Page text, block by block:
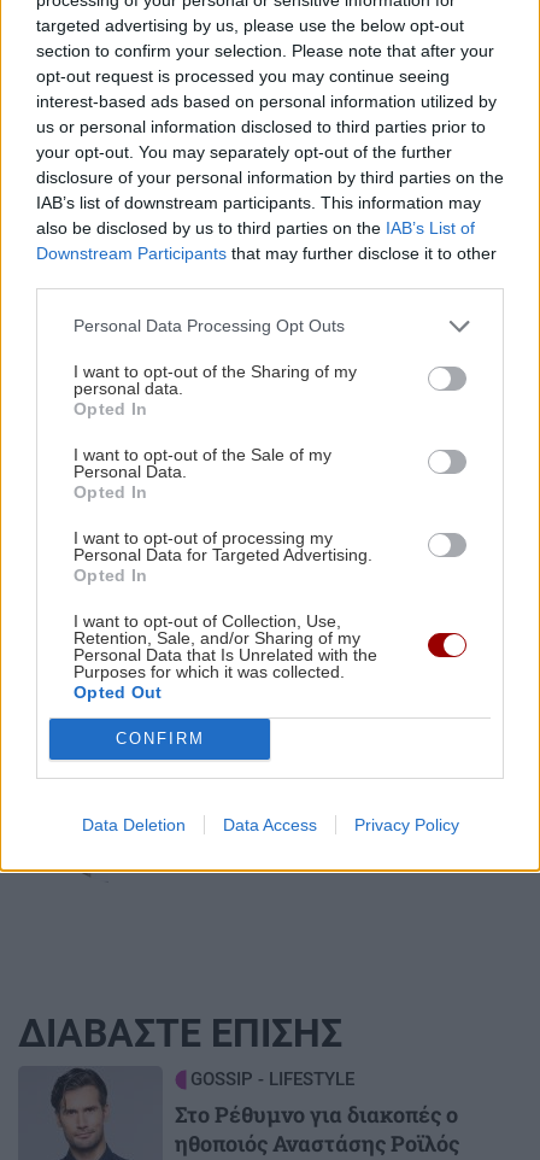
targeted advertising by us, please use the below opt-out
section to confirm your selection. Please note that after your
opt-out request is processed you may continue seeing
interest-based ads based on personal information utilized by
us or personal information disclosed to third parties prior to
your opt-out. You may separately opt-out of the further
disclosure of your personal information by third parties on the
IAB’s list of downstream participants. This information may
also be disclosed by us to third parties on the IAB’s List of
Downstream Participants that may further disclose it to other
Personal Data Processing Opt Outs
I want to opt-out of the Sharing of my
personal data.
Opted In
I want to opt-out of the Sale of my
Personal Data.
Opted In
I want to opt-out of processing my
Personal Data for Targeted Advertising.
Opted In
I want to opt-out of Collection, Use,
Retention, Sale, and/or Sharing of my
Personal Data that Is Unrelated with the
Purposes for which it was collected.
Opted Out
CONFIRM
Data Deletion Data Access Privacy Policy
17:49
ΚΟΣΜΟΣ
Αδιανόητη σπατάλη στην Αγγλία: Σε έναν
χρόνο πετάχτηκαν φάρμακα που θα γέμιζαν 75
πισίνες
17:37
ΚΡΗΤΗ
Σύλληψη 24χρονου στα Χανιά: Κράτησε
κλειδωμένη 17χρονη ανήλικη μέσα σε σπίτι
17:25
ΕΛΛΑΔΑ
Κιλκίς: Φωτιά σε χαμηλή βλάστηση στην
Ευκαρπία – Επιχειρούν και εναέρια μέσα
ΚΟΣΜΟΣ
Η Ισπανία επαναφέρει προσωρινά τους
συνοριακούς ελέγχους για όσους ταξιδεύουν
από την Ιταλία
των συμπτωμάτων - Τα μέτρα
προστασίας μέχρι τον Οκτώβριο
ΑΘΛΗΤΙΚΑ
ΟΦΗ: Συμφωνία με τον Ιταλό
Κυριακή στο Ηράκλειο για τις
υπογραφές
ΕΛΛΑΔΑ
υποχρεωτικής καταχώρισης
διαγνωστικών εξετάσεων στο
Ψηφιακό Αποθετήριο
ΚΡΗΤΗ
Κρήτη - Θερινές εκπτώσεις: Με
"αιμοδότες" γάμους και βαπτίσεις
ΔΙΑΒΑΣΤΕ ΕΠΙΣΗΣ
Image GOSSIP - LIFESTYLE
Στο Ρέθυμνο για διακοπές ο
ηθοποιός Αναστάσης Ροϊλός